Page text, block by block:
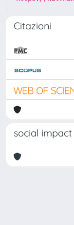
Citazioni
social impact